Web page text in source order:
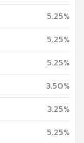
5.25%
5.25%
5.25%
3.50%
3.25%
5.25%